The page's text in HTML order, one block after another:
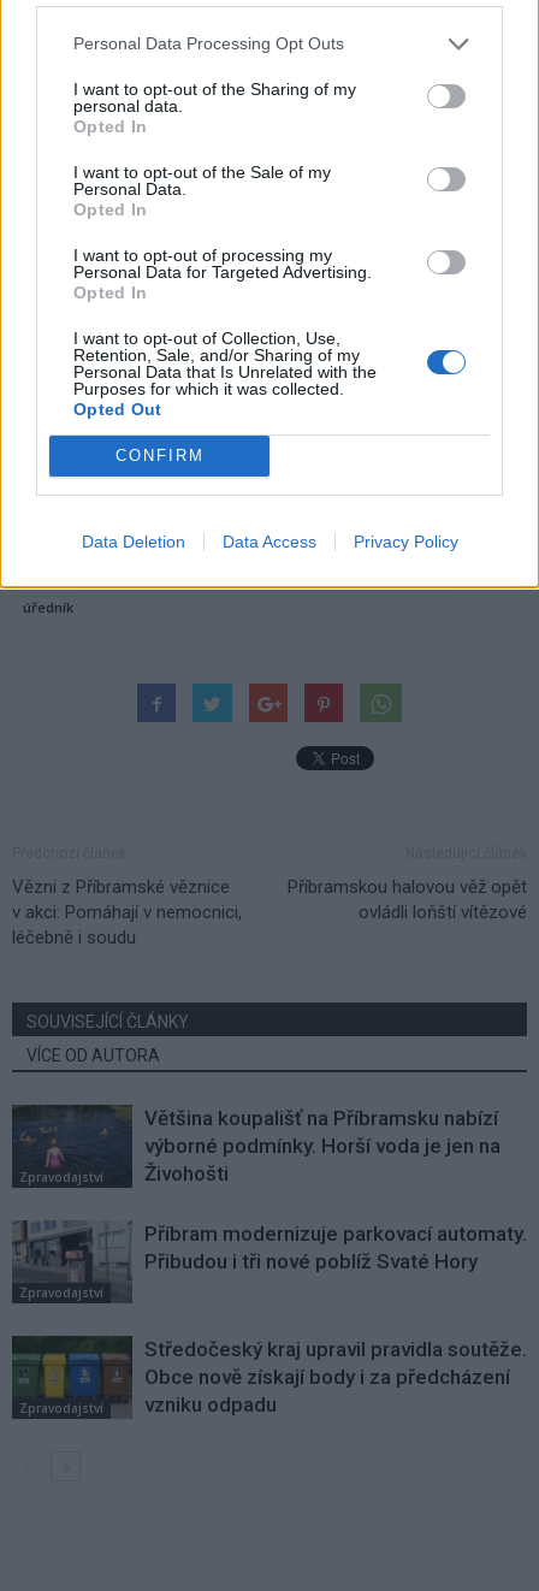
Personal Data Processing Opt Outs
I want to opt-out of the Sharing of my
personal data.
Opted In
I want to opt-out of the Sale of my
Personal Data.
Opted In
I want to opt-out of processing my
Personal Data for Targeted Advertising.
Opted In
I want to opt-out of Collection, Use,
Retention, Sale, and/or Sharing of my
Personal Data that Is Unrelated with the
Purposes for which it was collected.
Opted Out
CONFIRM
Data Deletion Data Access Privacy Policy
Marek Školoud.
Komentáře
Dům Natura Marek Školoud
Miroslav Peterka
úředník
Vězni z Příbramské věznice
v akci: Pomáhají v nemocnici,
léčebně i soudu
Příbramskou halovou věž opět
ovládli loňští vítězové
SOUVISEJÍCÍ ČLÁNKY
VÍCE OD AUTORA
Zpravodajství
Většina koupališť na Příbramsku nabízí
výborné podmínky. Horší voda je jen na
Živohošti
Zpravodajství
Příbram modernizuje parkovací automaty.
Přibudou i tři nové poblíž Svaté Hory
Zpravodajství
Středočeský kraj upravil pravidla soutěže.
Obce nově získají body i za předcházení
vzniku odpadu